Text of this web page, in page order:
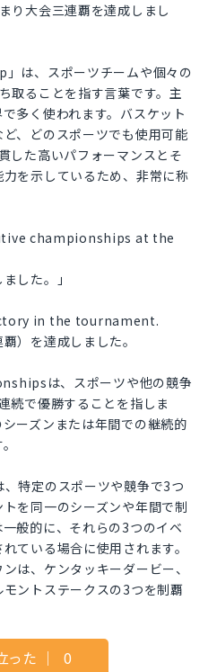
り大会三連覇を達成しまし
は、スポーツチームや個々の
取ることを指す言葉です。主
多く使われます。バスケット
、どのスポーツでも使用可能
した高いパフォーマンスとそ
を示しているため、非常に称
championships at the
した。」
in the tournament.
）を達成しました。
は、スポーツや他の競争
続で優勝することを指しま
ーズンまたは年間での継続的
特定のスポーツや競争で3つ
を同一のシーズンや年間で制
般的に、それらの3つのイベ
ている場合に使用されます。
は、ケンタッキーダービー、
ントステークスの3つを制覇
った ｜ 0